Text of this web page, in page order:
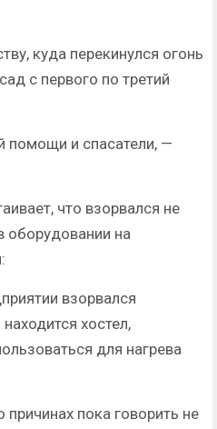
куда перекинулся огонь
с первого по третий
помощи и спасатели, —
что взорвался не
оборудовании на
взорвался
хостел,
для нагрева
пока говорить не